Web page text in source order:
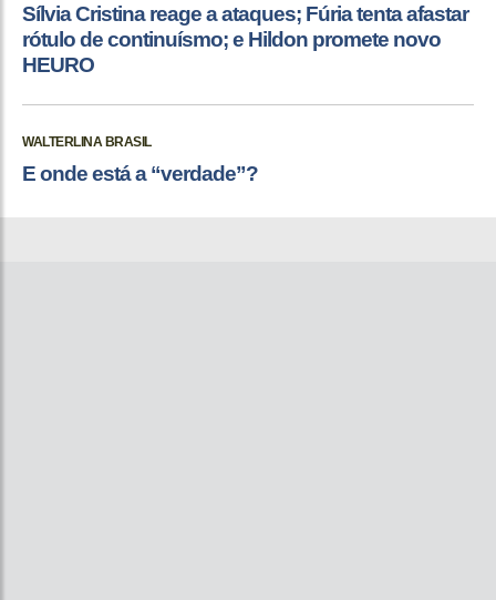
Sílvia Cristina reage a ataques; Fúria tenta afastar
rótulo de continuísmo; e Hildon promete novo
HEURO
WALTERLINA BRASIL
E onde está a “verdade”?